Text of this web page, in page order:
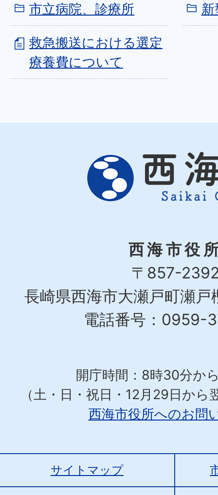
市立病院、診療所
救急搬送における選定
療養費について
西海市役
〒857-
長崎県西海市大瀬戸町瀬
電話番号：0959-
開庁時間：8時30分か
（土・日・祝日・12月29日から
西海市役所へのお問
サイトマップ